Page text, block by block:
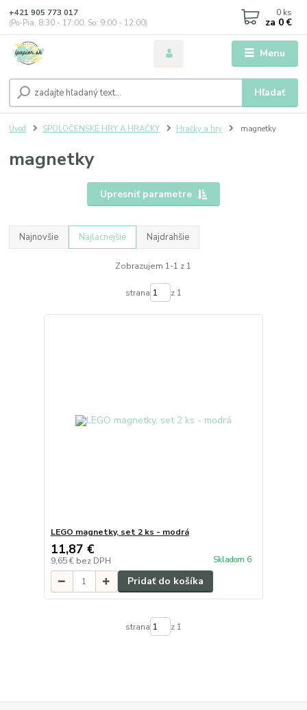
Menu
Hľadať
+421 905 773 017
(Po-Pia, 8:30 - 17:00, So: 9:00 - 12:00)
0 ks
za 0 €
Úvod SPOLOČENSKÉ HRY A HRAČKY Hračky a hry magnetky
magnetky
Upresniť parametre
Najnovšie Najlacnejšie Najdrahšie
Zobrazujem 1-1 z 1
strana z 1
LEGO magnetky, set 2 ks - modrá
11,87 €
9,65 € bez DPH Skladom 6
Pridať do košíka
strana z 1